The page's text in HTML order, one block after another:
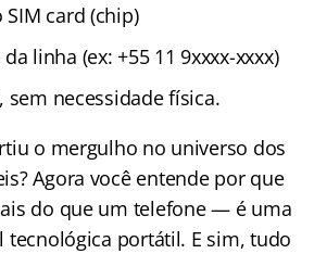
card (chip)
linha (ex: +55 11 9xxxx-xxxx)
sem necessidade física.
o mergulho no universo dos
Agora você entende por que
do que um telefone — é uma
tecnológica portátil. E sim, tudo